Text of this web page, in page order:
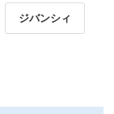
ジバンシィ